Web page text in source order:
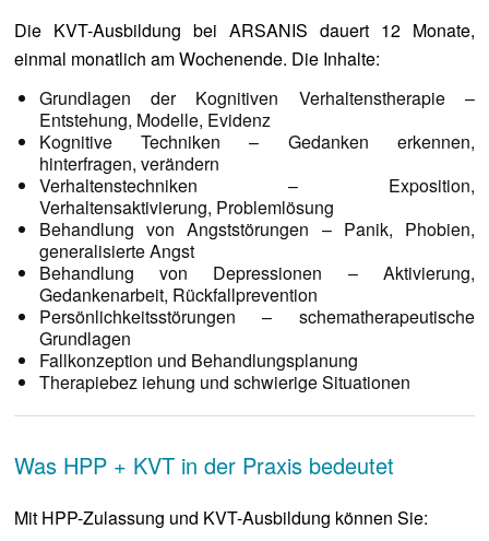
Die KVT-Ausbildung bei ARSANIS dauert 12 Monate,
einmal monatlich am Wochenende. Die Inhalte:
Grundlagen der Kognitiven Verhaltenstherapie –
Entstehung, Modelle, Evidenz
Kognitive Techniken – Gedanken erkennen,
hinterfragen, verändern
Verhaltenstechniken – Exposition,
Verhaltensaktivierung, Problemlösung
Behandlung von Angststörungen – Panik, Phobien,
generalisierte Angst
Behandlung von Depressionen – Aktivierung,
Gedankenarbeit, Rückfallprevention
Persönlichkeitsstörungen – schematherapeutische
Grundlagen
Fallkonzeption und Behandlungsplanung
Therapiebez iehung und schwierige Situationen
Was HPP + KVT in der Praxis bedeutet
Mit HPP-Zulassung und KVT-Ausbildung können Sie: